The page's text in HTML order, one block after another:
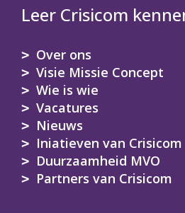
Leer Crisicom
Over ons
Visie Missie Concept
Wie is wie
Vacatures
Nieuws
Iniatieven van Crisicom
Duurzaamheid MVO
Partners van Crisicom